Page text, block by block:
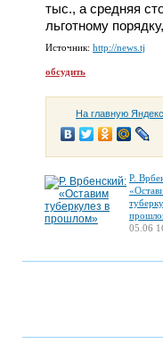
тыс., а средняя
льготному
Источник: http://news.tj
обсудить
На главную
Р.
05.06